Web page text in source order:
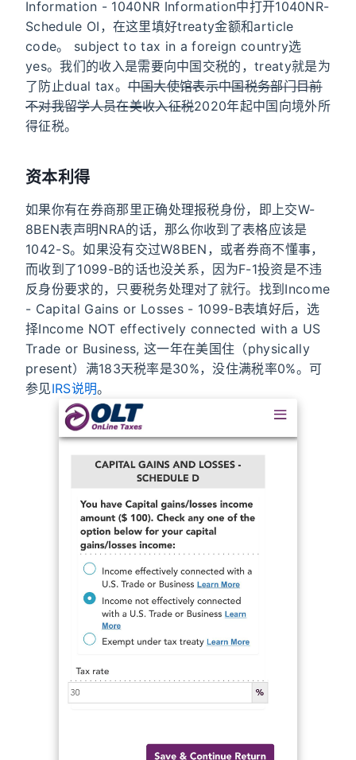
Information - 1040NR Information中打开1040NR-
Schedule OI，在这里填好treaty金额和article
code。 subject to tax in a foreign country选
yes。我们的收入是需要向中国交税的，treaty就是为
了防止dual tax。中国大使馆表示中国税务部门目前
不对我留学人员在美收入征税2020年起中国向境外所
得征税。
资本利得
如果你有在券商那里正确处理报税身份，即上交W-
8BEN表声明NRA的话，那么你收到了表格应该是
1042-S。如果没有交过W8BEN，或者券商不懂事，
而收到了1099-B的话也没关系，因为F-1投资是不违
反身份要求的，只要税务处理对了就行。找到Income
- Capital Gains or Losses - 1099-B表填好后，选
择Income NOT effectively connected with a US
Trade or Business, 这一年在美国住（physically
present）满183天税率是30%，没住满税率0%。可
参见IRS说明。